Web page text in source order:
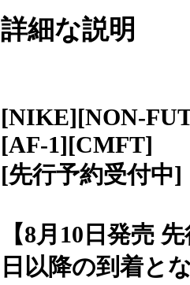
詳細な説明
[NIKE][NON-
[AF-1][CMFT]
[先行予約受付中]
【8月10日発売
日以降の到着と